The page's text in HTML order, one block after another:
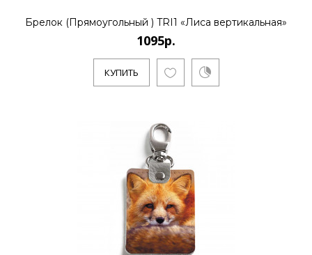
Брелок (Прямоугольный ) TRI1 «Лиса вертикальная»
1095р.
КУПИТЬ